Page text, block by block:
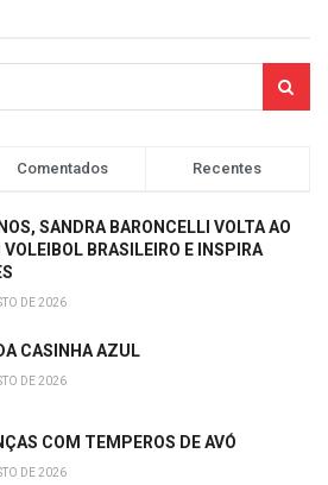
Comentados Recentes
SANDRA BARONCELLI VOLTA AO
BRASILEIRO E INSPIRA
DE 2026
CASINHA AZUL
DE 2026
COM TEMPEROS DE AVÓ
DE 2026